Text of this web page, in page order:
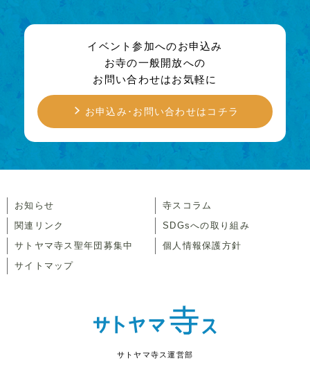
イベント参加へのお申込み
お寺の一般開放への
お問い合わせはお気軽に
お申込み･お問い合わせはコチラ
お知らせ
寺スコラム
関連リンク
SDGsへの取り組み
サトヤマ寺ス聖年団募集中
個人情報保護方針
サイトマップ
サトヤマ寺ス運営部